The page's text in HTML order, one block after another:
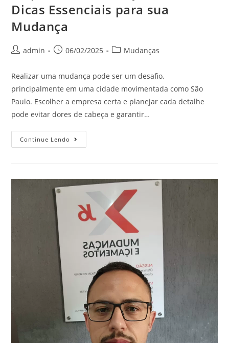
Dicas Essenciais para sua
Mudança
admin 06/02/2025 Mudanças
Realizar uma mudança pode ser um desafio,
principalmente em uma cidade movimentada como São
Paulo. Escolher a empresa certa e planejar cada detalhe
pode evitar dores de cabeça e garantir…
Continue Lendo